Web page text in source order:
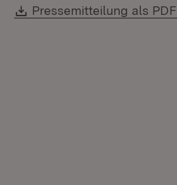
Download:
Pressemitteilung als PDF